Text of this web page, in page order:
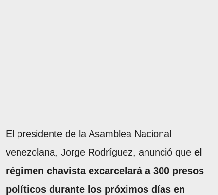
El presidente de la Asamblea Nacional
venezolana, Jorge Rodríguez, anunció que el
régimen chavista excarcelará a 300 presos
políticos durante los próximos días en